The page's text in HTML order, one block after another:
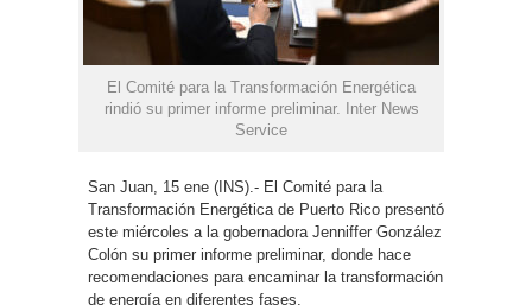
El Comité para la Transformación Energética
rindió su primer informe preliminar. Inter News
Service
San Juan, 15 ene (INS).- El Comité para la
Transformación Energética de Puerto Rico presentó
este miércoles a la gobernadora Jenniffer González
Colón su primer informe preliminar, donde hace
recomendaciones para encaminar la transformación
de energía en diferentes fases.